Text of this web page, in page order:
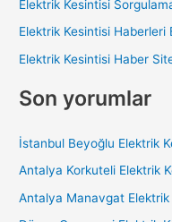
o
r
Elektrik Kesintisi
Elektrik Kesintisi Haberleri
Elektrik Kesintisi Haber
Son yorumlar
İstanbul Beyoğlu Elektrik
Antalya Korkuteli Elektrik
Antalya Manavgat Elektrik